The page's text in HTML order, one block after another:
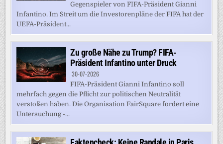
Gegenspieler von FIFA-Präsident Gianni
Infantino. Im Streit um die Investorenpläne der FIFA hat der
UEFA-Präsident...
Zu große Nähe zu Trump? FIFA-
Präsident Infantino unter Druck
30-07-2026
FIFA-Präsident Gianni Infantino soll
mehrfach gegen die Pflicht zur politischen Neutralität
verstoßen haben. Die Organisation FairSquare fordert eine
Untersuchung -...